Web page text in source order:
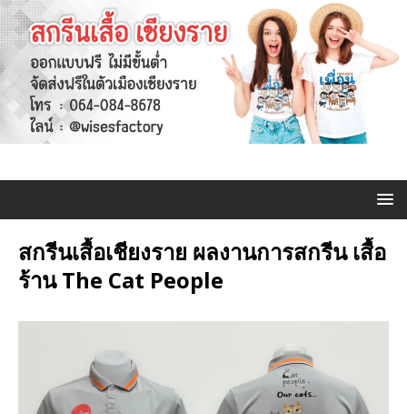
สกรีนเสื้อเชียงราย ผลงานการสกรีน เสื้อ
ร้าน The Cat People